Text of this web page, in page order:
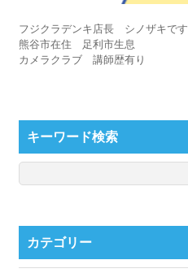
フジクラデンキ店長 シノザキです
熊谷市在住 足利市生息
カメラクラブ 講師歴有り
キーワード検索
カテゴリー